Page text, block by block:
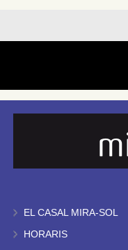
EL CASAL MIRA-SOL
HORARIS